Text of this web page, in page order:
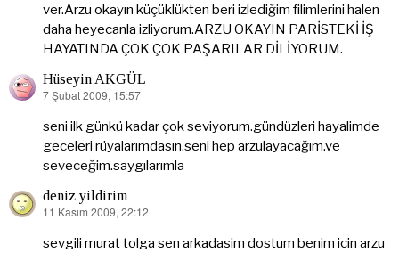
ver.Arzu okayın küçüklükten beri izlediğim filimlerini halen
daha heyecanla izliyorum.ARZU OKAYIN PARİSTEKİ İŞ
HAYATINDA ÇOK ÇOK PAŞARILAR DİLİYORUM.
Hüseyin AKGÜL
dedi
7 Şubat 2009, 15:57
seni ilk günkü kadar çok seviyorum.gündüzleri hayalimde
geceleri rüyalarımdasın.seni hep arzulayacağım.ve
seveceğim.saygılarımla
deniz yildirim
dedi
11 Kasım 2009, 22:12
sevgili murat tolga sen arkadasim dostum benim icin arzu